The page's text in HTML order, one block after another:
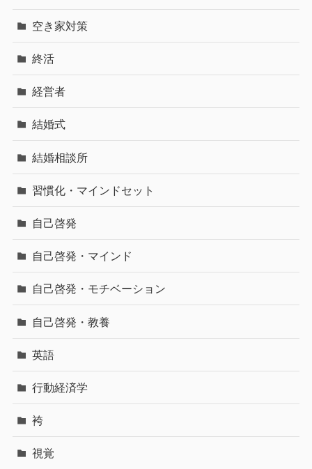
空き家対策
終活
経営者
結婚式
結婚相談所
習慣化・マインドセット
自己啓発
自己啓発・マインド
自己啓発・モチベーション
自己啓発・教養
英語
行動経済学
袴
視覚